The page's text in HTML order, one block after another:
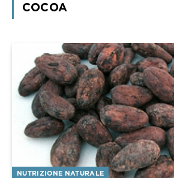
COCOA
NUTRIZIONE NATURALE